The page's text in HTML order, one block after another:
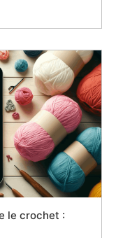
le crochet :